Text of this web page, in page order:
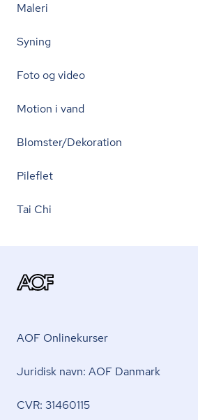
Maleri
Syning
Foto og video
Motion i vand
Blomster/Dekoration
Pileflet
Tai Chi
AOF Onlinekurser
Juridisk navn: AOF Danmark
CVR: 31460115